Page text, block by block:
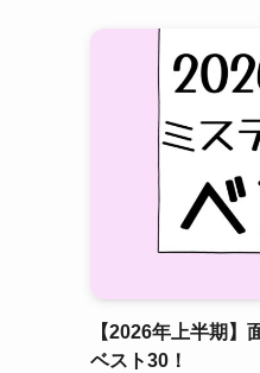
【2026年上半期
ベスト30！